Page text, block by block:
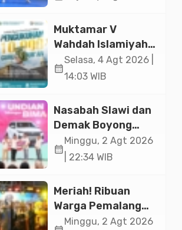
Taekwondo
Indonesia Open
2026
Muktamar V
Wahdah Islamiyah
Akan Kukuhkan
10.000 Guru Al-
Istiqlal
calendar_month
Selasa, 4 Agt 2026 |
14:03 WIB
Nasabah Slawi dan
Demak Boyong
Toyota Innova
Zenix Hybrid di
Bima Bank Jateng
calendar_month
Minggu, 2 Agt 2026
| 22:34 WIB
Meriah! Ribuan
Warga Pemalang
Padati Kirab
Minggu, 2 Agt 2026